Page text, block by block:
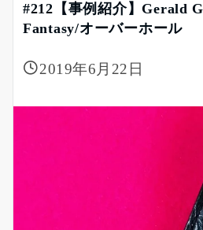
#212【事例紹介】Gerald
Fantasy/オーバーホール
2019年6月22日